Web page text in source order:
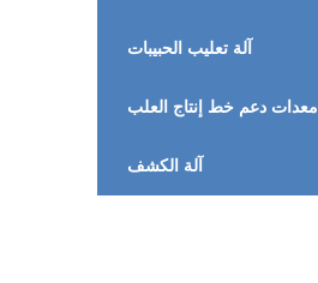
آلة تعليب الحبيبات
معدات دعم خط إنتاج العلب
آلة الكشف